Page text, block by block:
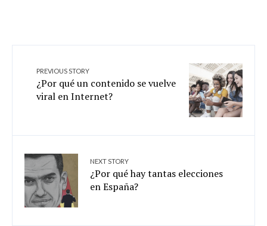
PREVIOUS STORY
¿Por qué un contenido se vuelve
viral en Internet?
NEXT STORY
¿Por qué hay tantas elecciones
en España?